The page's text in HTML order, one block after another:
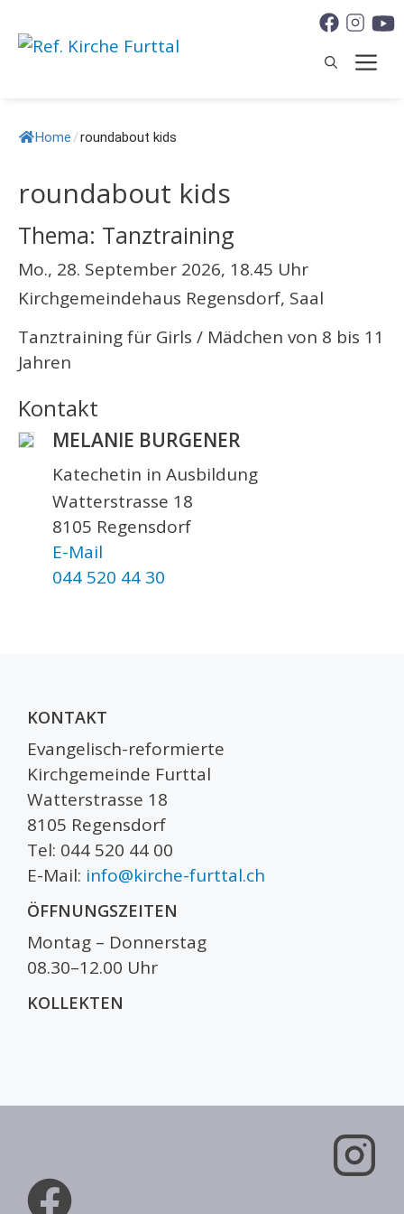
zum
Home/roundabout kids
roundabout kids
Thema: Tanztraining
Mo., 28. September 2026, 18.45 Uhr
Kirchgemeindehaus Regensdorf, Saal
Tanztraining für Girls / Mädchen von 8 bis 11
Jahren
Kontakt
MELANIE BURGENER
Katechetin in Ausbildung
Watterstrasse 18
8105 Regensdorf
E-Mail
044 520 44 30
KONTAKT
Evangelisch-reformierte
Kirchgemeinde Furttal
Watterstrasse 18
8105 Regensdorf
Tel: 044 520 44 00
E-Mail: info@kirche-furttal.ch
ÖFFNUNGSZEITEN
Montag – Donnerstag
08.30–12.00 Uhr
KOLLEKTEN